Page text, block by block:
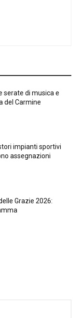
serate di musica e
del Carmine
impianti sportivi
assegnazioni
Grazie 2026: